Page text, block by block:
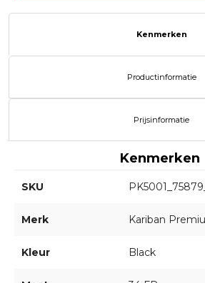
Kenmerken
Productinformatie
Prijsinformatie
Kenmerken
SKU
Merk Kariban
Kleur Black